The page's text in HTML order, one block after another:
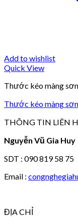
Add to wishlist
Quick View
Thước kéo màng sơn
Thước kéo màng
THÔNG TIN LIÊN
Nguyễn Vũ Gia Huy
SDT : 090 819 58 75
Email :
ĐỊA CHỈ